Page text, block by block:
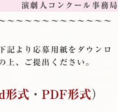
演劇人コンクール事務局
〜〜〜〜〜〜〜〜〜〜〜〜
記より応募用紙をダウンロ
上、ご提出ください。
形式 ・ PDF形式 ）